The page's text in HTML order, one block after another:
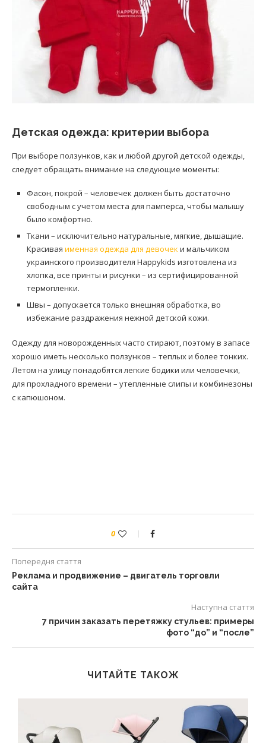
Детская одежда: критерии выбора
При выборе ползунков, как и любой другой детской одежды,
следует обращать внимание на следующие моменты:
Фасон, покрой – человечек должен быть достаточно
свободным с учетом места для памперса, чтобы малышу
было комфортно.
Ткани – исключительно натуральные, мягкие, дышащие.
Красивая именная одежда для девочек и мальчиком
украинского производителя Happykids изготовлена из
хлопка, все принты и рисунки – из сертифицированной
термопленки.
Швы – допускается только внешняя обработка, во
избежание раздражения нежной детской кожи.
Одежду для новорожденных часто стирают, поэтому в запасе
хорошо иметь несколько ползунков – теплых и более тонких.
Летом на улицу понадобятся легкие бодики или человечки,
для прохладного времени – утепленные слипы и комбинезоны
с капюшоном.
0
Попередня стаття
Реклама и продвижение – двигатель торговли
сайта
Наступна стаття
7 причин заказать перетяжку стульев: примеры
фото “до” и “после”
ЧИТАЙТЕ ТАКОЖ